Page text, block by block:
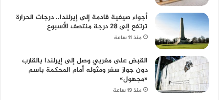
أجواء صيفية قادمة إلى إيرلندا.. درجات الحرارة
ترتفع إلى 28 درجة منتصف الأسبوع
منذ 11 ساعة
القبض على مغربي وصل إلى إيرلندا بالقارب
دون جواز سفر ومثوله أمام المحكمة باسم
«مجهول»
منذ 19 ساعة